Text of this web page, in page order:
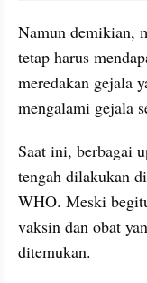
Namun demikian,
tetap harus
meredakan gejala
mengalami gejala
Saat ini, berbagai
tengah dilakukan
WHO. Meski
vaksin dan obat
ditemukan.